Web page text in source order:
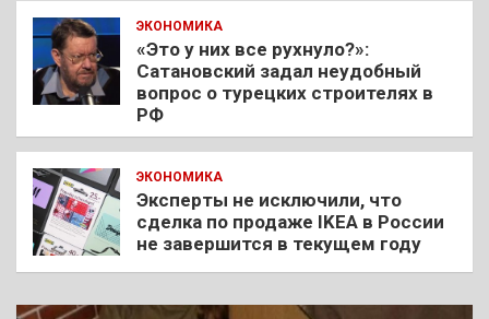
ЭКОНОМИКА
«Это у них все рухнуло?»:
Сатановский задал неудобный
вопрос о турецких строителях в
РФ
ЭКОНОМИКА
Эксперты не исключили, что
сделка по продаже IKEA в России
не завершится в текущем году